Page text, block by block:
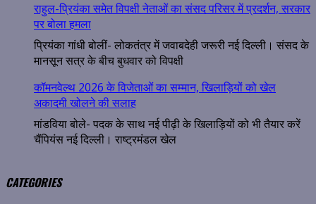
राहुल-प्रियंका समेत विपक्षी नेताओं का संसद परिसर में प्रदर्शन, सरकार
पर बोला हमला
प्रियंका गांधी बोलीं- लोकतंत्र में जवाबदेही जरूरी नई दिल्ली। संसद के
मानसून सत्र के बीच बुधवार को विपक्षी
कॉमनवेल्थ 2026 के विजेताओं का सम्मान, खिलाड़ियों को खेल
अकादमी खोलने की सलाह
मांडविया बोले- पदक के साथ नई पीढ़ी के खिलाड़ियों को भी तैयार करें
चैंपियंस नई दिल्ली। राष्ट्रमंडल खेल
CATEGORIES